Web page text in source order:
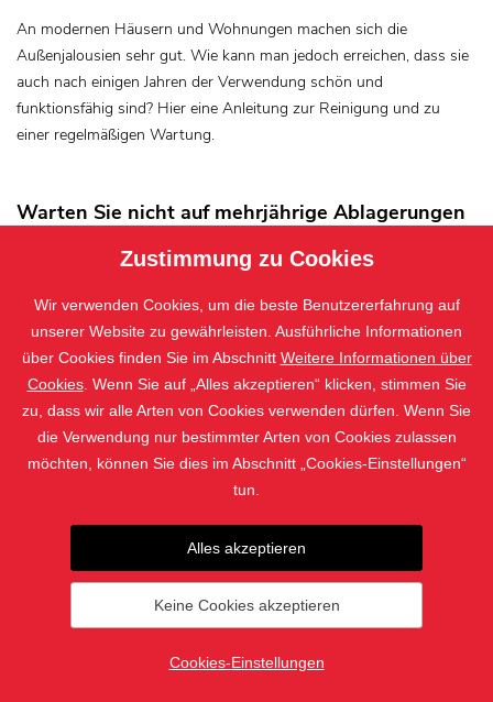
An modernen Häusern und Wohnungen machen sich die
Außenjalousien sehr gut. Wie kann man jedoch erreichen, dass sie
auch nach einigen Jahren der Verwendung schön und
funktionsfähig sind? Hier eine Anleitung zur Reinigung und zu
einer regelmäßigen Wartung.
Warten Sie nicht auf mehrjährige Ablagerungen
mindestens 2× jährlich
Die Außenjalousien sind nicht allzu anspruchsvoll in ihrer Wartung,
es ist jedoch empfehlenswert, sie nach dem Winter und nach dem
Sommer von den Ablagerungen von Schmutz zu reinigen, damit
sie möglichst lange schön bleiben. Im Winter lagert sich an den
Außenjalousien vornehmlich Flugasche aus den Kaminen ab, im
Sommer sind es der Blumenstaub und die Pollen der Bäume sowie
die Unreinigkeiten von Insekten.
Wie kann man vollkommen saubere Jalousien erzielen?
Neigen Sie die Jalousien in die senkrechte Position.
Spülen Sie sie mit Wasser ab.
Hausreiniger ab – verwenden Sie dabei einen Schwamm
Zustimmung zu Cookies
Wir verwenden Cookies, um die beste Benutzererfahrung auf
unserer Website zu gewährleisten. Ausführliche Informationen
über Cookies finden Sie im Abschnitt Weitere Informationen über
Cookies. Wenn Sie auf „Alles akzeptieren“ klicken, stimmen Sie
zu, dass wir alle Arten von Cookies verwenden dürfen. Wenn Sie
die Verwendung nur bestimmter Arten von Cookies zulassen
möchten, können Sie dies im Abschnitt „Cookies-Einstellungen“
tun.
Alles akzeptieren
Keine Cookies akzeptieren
Cookies-Einstellungen